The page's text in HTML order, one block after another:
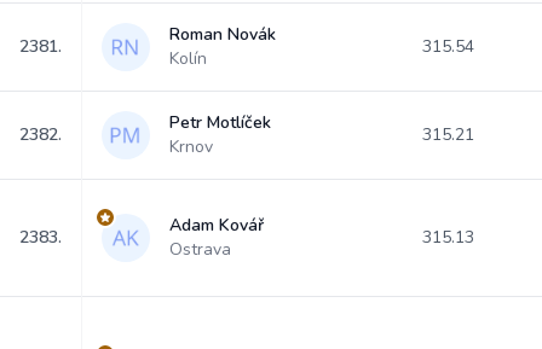
2381.
Roman Novák
Kolín
315.54
2382.
Petr Motlíček
Krnov
315.21
2383.
Adam Kovář
Ostrava
315.13